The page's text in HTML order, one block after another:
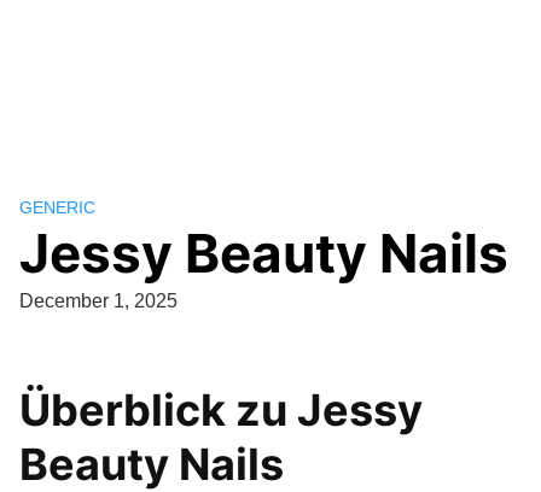
GENERIC
Jessy Beauty Nails
December 1, 2025
Überblick zu Jessy
Beauty Nails